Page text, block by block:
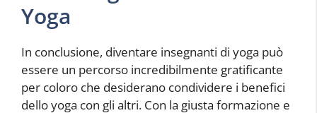
Yoga
In conclusione, diventare insegnanti di yoga può
essere un percorso incredibilmente gratificante
per coloro che desiderano condividere i benefici
dello yoga con gli altri. Con la giusta formazione e